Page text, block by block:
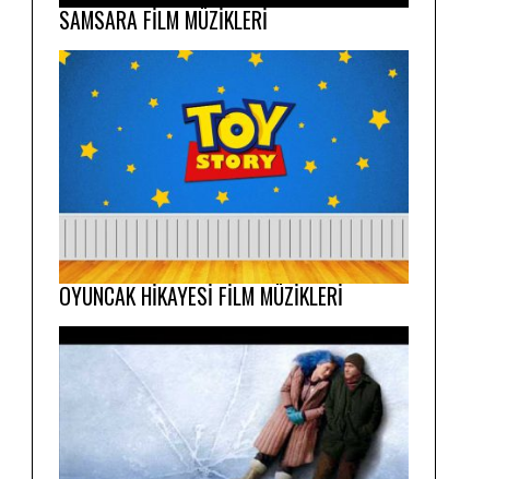
SAMSARA FİLM MÜZİKLERİ
OYUNCAK HİKAYESİ FİLM MÜZİKLERİ